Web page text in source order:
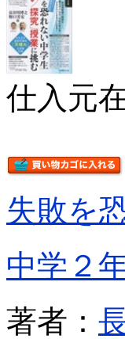
仕入元
失敗を
中学２
著者：